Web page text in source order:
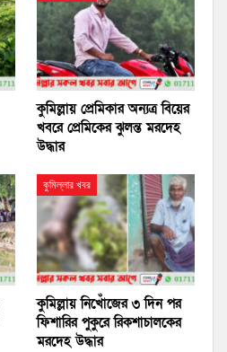
কুমিল্লায় প্রেমিকার অন্যত্র বিয়ের
খবরে প্রেমিকের ঝুলন্ত মরদেহ
উদ্ধার
কুমিল্লার খবর
কুমিল্লায় নিখোঁজের ৩ দিন পর
ফিশারির পুকুরে রিকশাচালকের
মরদেহ উদ্ধার